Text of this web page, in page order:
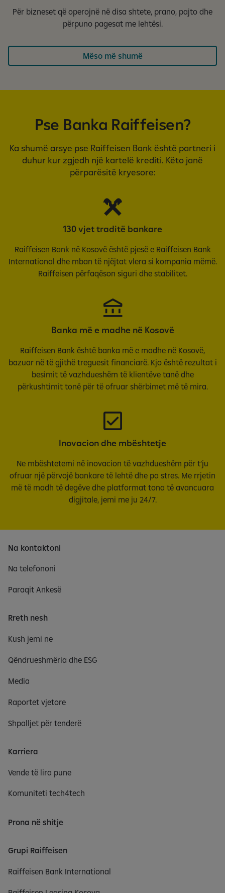
Për bizneset që operojnë në disa shtete, prano, pajto dhe
përpuno pagesat me lehtësi.
Mëso më shumë
Pse Banka Raiffeisen?
Ka shumë arsye pse Raiffeisen Bank është partneri i
duhur kur zgjedh një kartelë krediti. Këto janë
përparësitë kryesore:
130 vjet traditë bankare
Raiffeisen Bank në Kosovë është pjesë e Raiffeisen Bank
International dhe mban të njëjtat vlera si kompania mëmë.
Raiffeisen përfaqëson siguri dhe stabilitet.
Banka më e madhe në Kosovë
Raiffeisen Bank është banka më e madhe në Kosovë,
bazuar në të gjithë treguesit financiarë. Kjo është rezultat i
besimit të vazhdueshëm të klientëve tanë dhe
përkushtimit tonë për të ofruar shërbimet më të mira.
Inovacion dhe mbështetje
Ne mbështetemi në inovacion të vazhdueshëm për t’ju
ofruar një përvojë bankare të lehtë dhe pa stres. Me rrjetin
më të madh të degëve dhe platformat tona të avancuara
digjitale, jemi me ju 24/7.
Na kontaktoni
Na telefononi
Paraqit Ankesë
Rreth nesh
Kush jemi ne
Qëndrueshmëria dhe ESG
Media
Raportet vjetore
Shpalljet për tenderë
Karriera
Vende të lira pune
Komuniteti tech4tech
Prona në shitje
Grupi Raiffeisen
Raiffeisen Bank International